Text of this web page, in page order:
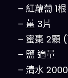
– 紅蘿蔔 1
– 薑 3片
– 蜜棗 2顆
– 鹽 適量
– 清水